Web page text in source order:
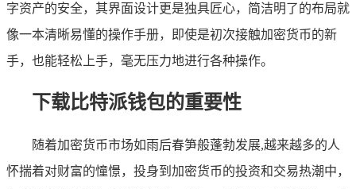
字资产的安全，其界面设计更是独具匠心，简洁明了的布局就
像一本清晰易懂的操作手册，即使是初次接触加密货币的新
手，也能轻松上手，毫无压力地进行各种操作。
下载比特派钱包的重要性
随着加密货币市场如雨后春笋般蓬勃发展,越来越多的人
怀揣着对财富的憧憬，投身到加密货币的投资和交易热潮中，